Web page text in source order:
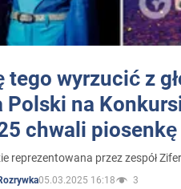
tego wyrzucić z
Polski na
chwali
reprezentowana przez zespół
05.03.2025 16:18 3